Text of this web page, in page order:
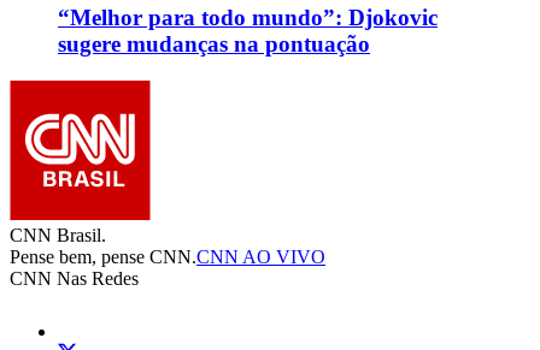
“Melhor para todo mundo”: Djokovic
sugere mudanças na pontuação
CNN Brasil.
Pense bem, pense CNN.CNN AO VIVO
CNN Nas Redes